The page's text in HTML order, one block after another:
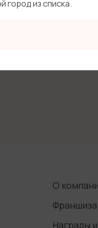
-
няни
фотографий
сообщений
О
Франшиза
Награды
город из списка.